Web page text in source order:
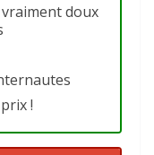
doux
!